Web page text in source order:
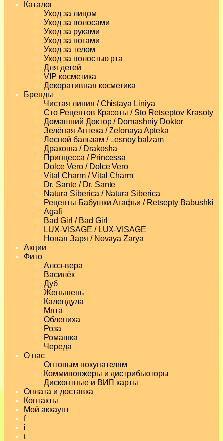
Каталог
Уход за лицом
Уход за волосами
Уход за руками
Уход за ногами
Уход за телом
Уход за полостью рта
Для детей
VIP косметика
Декоративная косметика
Бренды
Чистая линия / Chistaya Liniya
Сто Рецептов Красоты / Sto Retseptov Krasoty
Домашний Доктор / Domashniy Doktor
Зелёная Аптека / Zelonaya Apteka
Лесной бальзам / Lesnoy balzam
Дракоша / Drakosha
Принцесса / Princessa
Dolce Vero / Dolce Vero
Vital Charm / Vital Charm
Dr. Sante / Dr. Sante
Natura Siberica / Natura Siberica
Рецепты Бабушки Агафьи / Retsepty Babushki
Agafi
Bad Girl / Bad Girl
LUX-VISAGE / LUX-VISAGE
Новая Заря / Novaya Zarya
Акции
Фито
Алоэ-вера
Василёк
Дуб
Женьшень
Календула
Мята
Облепиха
Роза
Ромашка
Череда
О нас
Оптовым покупателям
Коммивояжеры и дистрибьюторы
Дисконтные и ВИП карты
Оплата и доставка
Контакты
Мой аккаунт
f
i
t